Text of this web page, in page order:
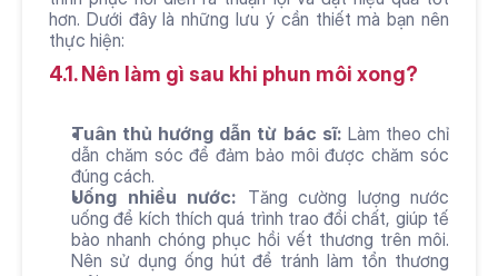
hơn. Dưới đây là những lưu ý cần thiết mà bạn nên
thực hiện:
4.1. Nên làm gì sau khi phun môi xong?
Tuân thủ hướng dẫn từ bác sĩ: Làm theo chỉ
dẫn chăm sóc để đảm bảo môi được chăm sóc
đúng cách.
Uống nhiều nước: Tăng cường lượng nước
uống để kích thích quá trình trao đổi chất, giúp tế
bào nhanh chóng phục hồi vết thương trên môi.
Nên sử dụng ống hút để tránh làm tổn thương